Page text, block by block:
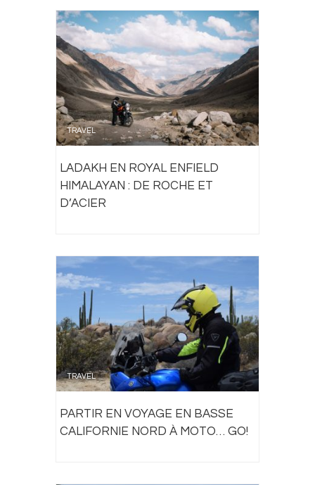
TRAVEL
LADAKH EN ROYAL ENFIELD
HIMALAYAN : DE ROCHE ET
D’ACIER
TRAVEL
PARTIR EN VOYAGE EN BASSE
CALIFORNIE NORD À MOTO… GO!